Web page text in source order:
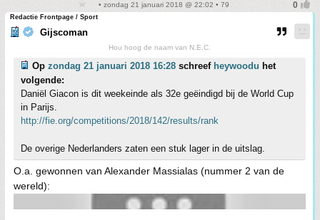
• zondag 21 januari 2018 @ 22:02 • 79
Redactie Frontpage / Sport
Gijscoman
Hou hoog de naam van N.E.C.
Op zondag 21 januari 2018 16:28 schreef heywoodu het
volgende:
Daniël Giacon is dit weekeinde als 32e geëindigd bij de World Cup
in Parijs.
http://fie.org/competitions/2018/142/results/rank
De overige Nederlanders zaten een stuk lager in de uitslag.
O.a. gewonnen van Alexander Massialas (nummer 2 van de
wereld):